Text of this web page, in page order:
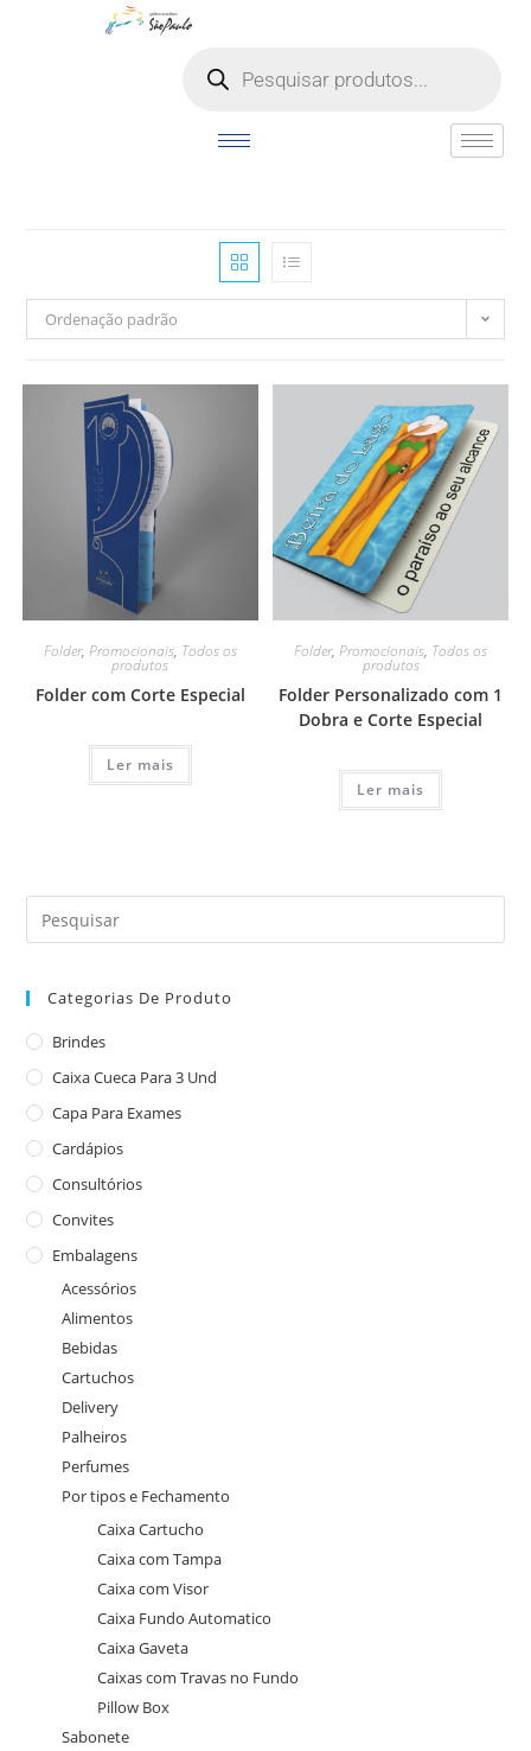
Ordenação padrão
Folder, Promocionais, Todos os
produtos
Folder com Corte Especial
Ler mais
Folder,Promocionais, Todos os
produtos
Folder Personalizado com 1
Dobra e Corte Especial
Ler mais
Categorias De Produto
Brindes
Caixa Cueca Para 3 Und
Capa Para Exames
Cardápios
Consultórios
Convites
Embalagens
Acessórios
Alimentos
Bebidas
Cartuchos
Delivery
Palheiros
Perfumes
Por tipos e Fechamento
Caixa Cartucho
Caixa com Tampa
Caixa com Visor
Caixa Fundo Automatico
Caixa Gaveta
Caixas com Travas no Fundo
Pillow Box
Sabonete